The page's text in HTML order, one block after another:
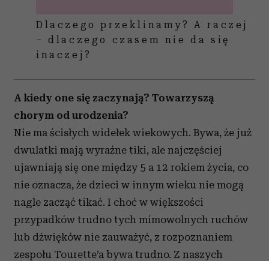
Dlaczego przeklinamy? A raczej
– dlaczego czasem nie da się
inaczej?
A kiedy one się zaczynają? Towarzyszą
chorym od urodzenia?
Nie ma ścisłych widełek wiekowych. Bywa, że już
dwulatki mają wyraźne tiki, ale najczęściej
ujawniają się one między 5 a 12 rokiem życia, co
nie oznacza, że dzieci w innym wieku nie mogą
nagle zacząć tikać. I choć w większości
przypadków trudno tych mimowolnych ruchów
lub dźwięków nie zauważyć, z rozpoznaniem
zespołu Tourette’a bywa trudno. Z naszych